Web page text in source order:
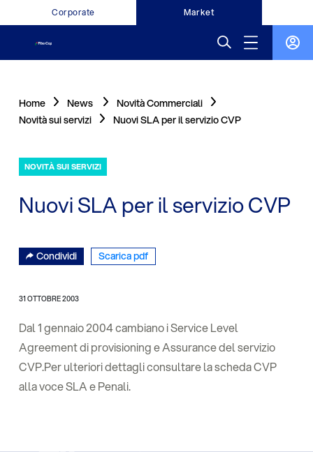
Corporate Market
Home News
Novità Commerciali
Novità sui servizi
Nuovi SLA per il servizio CVP
NOVITÀ SUI SERVIZI
Nuovi SLA per il servizio CVP
Condividi Scarica pdf
31 OTTOBRE 2003
Dal 1 gennaio 2004 cambiano i Service Level
Agreement di provisioning e Assurance del servizio
CVP.Per ulteriori dettagli consultare la scheda CVP
alla voce SLA e Penali.